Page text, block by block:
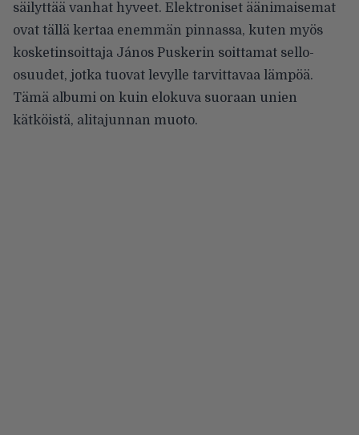
säilyttää vanhat hyveet. Elektroniset äänimaisemat
ovat tällä kertaa enemmän pinnassa, kuten myös
kosketinsoittaja János Puskerin soittamat sello-
osuudet, jotka tuovat levylle tarvittavaa lämpöä.
Tämä albumi on kuin elokuva suoraan unien
kätköistä, alitajunnan muoto.